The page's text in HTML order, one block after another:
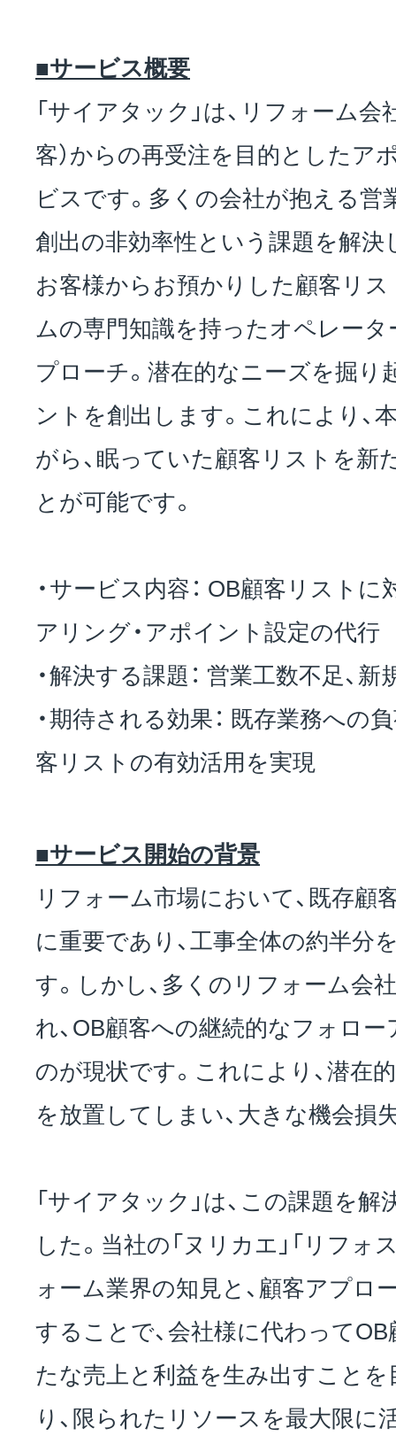
■サービス概要
「サイアタック」は、リフォーム
客）からの再受注を目的としたア
ビスです。多くの会社が抱える営
創出の非効率性という課題を解決
お客様からお預かりした顧客リ
ムの専門知識を持ったオペレー
プローチ。潜在的なニーズを掘り
ントを創出します。これにより、
がら、眠っていた顧客リストを新
とが可能です。
・サービス内容： OB顧客リスト
アリング・アポイント設定の代行
・解決する課題： 営業工数不足、
・期待される効果： 既存業務への
客リストの有効活用を実現
■サービス開始の背景
リフォーム市場において、既存顧
に重要であり、工事全体の約半分
す。しかし、多くのリフォーム会
れ、OB顧客への継続的なフォロ
のが現状です。これにより、潜在
を放置してしまい、大きな機会損
「サイアタック」は、この課題を
した。当社の「ヌリカエ」「リフ
ォーム業界の知見と、顧客アプロ
することで、会社様に代わって
たな売上と利益を生み出すこと
り、限られたリソースを最大限に